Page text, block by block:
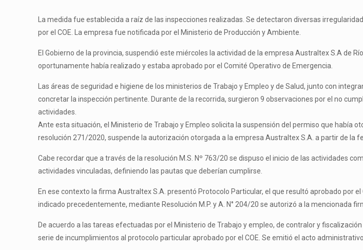
La medida fue establecida a raíz de las inspecciones realizadas. Se detectaron diversas
por el COE. La empresa fue notificada por el Ministerio de Producción y Ambiente.
El Gobierno de la provincia, suspendió este miércoles la actividad de la empresa Australtex S.A de
oportunamente había realizado y estaba aprobado por el Comité Operativo de Emergencia.
Las áreas de seguridad e higiene de los ministerios de Trabajo y Empleo y de Salud, junto con
concretar la inspección pertinente. Durante de la recorrida, surgieron 9 observaciones por el no
actividades.
Ante esta situación, el Ministerio de Trabajo y Empleo solicita la suspensión del permiso que había
resolución 271/2020, suspende la autorización otorgada a la empresa Australtex S.A. a partir de la
Cabe recordar que a través de la resolución M.S. Nº 763/20 se dispuso el inicio de las actividades
actividades vinculadas, definiendo las pautas que deberían cumplirse.
En ese contexto la firma Australtex S.A. presentó Protocolo Particular, el que resultó aprobado por
indicado precedentemente, mediante Resolución M.P. y A. N° 204/20 se autorizó a la mencionada
De acuerdo a las tareas efectuadas por el Ministerio de Trabajo y empleo, de contralor y
serie de incumplimientos al protocolo particular aprobado por el COE. Se emitió el acto